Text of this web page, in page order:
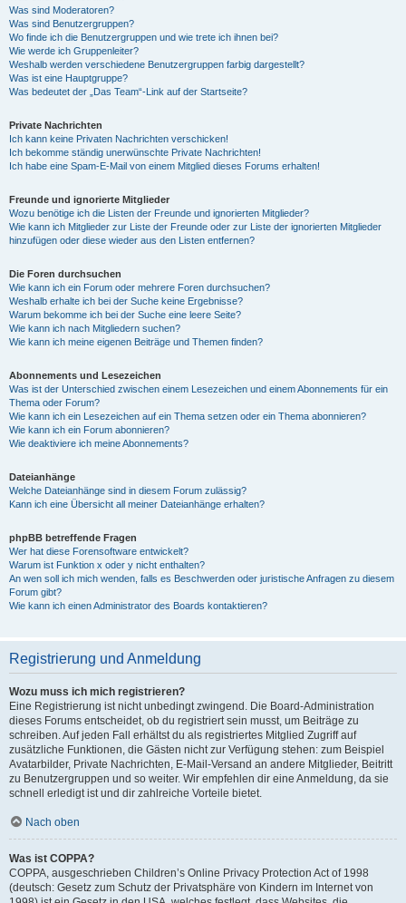
Was sind Moderatoren?
Was sind Benutzergruppen?
Wo finde ich die Benutzergruppen und wie trete ich ihnen bei?
Wie werde ich Gruppenleiter?
Weshalb werden verschiedene Benutzergruppen farbig dargestellt?
Was ist eine Hauptgruppe?
Was bedeutet der „Das Team“-Link auf der Startseite?
Private Nachrichten
Ich kann keine Privaten Nachrichten verschicken!
Ich bekomme ständig unerwünschte Private Nachrichten!
Ich habe eine Spam-E-Mail von einem Mitglied dieses Forums erhalten!
Freunde und ignorierte Mitglieder
Wozu benötige ich die Listen der Freunde und ignorierten Mitglieder?
Wie kann ich Mitglieder zur Liste der Freunde oder zur Liste der ignorierten Mitglieder
hinzufügen oder diese wieder aus den Listen entfernen?
Die Foren durchsuchen
Wie kann ich ein Forum oder mehrere Foren durchsuchen?
Weshalb erhalte ich bei der Suche keine Ergebnisse?
Warum bekomme ich bei der Suche eine leere Seite?
Wie kann ich nach Mitgliedern suchen?
Wie kann ich meine eigenen Beiträge und Themen finden?
Abonnements und Lesezeichen
Was ist der Unterschied zwischen einem Lesezeichen und einem Abonnements für ein
Thema oder Forum?
Wie kann ich ein Lesezeichen auf ein Thema setzen oder ein Thema abonnieren?
Wie kann ich ein Forum abonnieren?
Wie deaktiviere ich meine Abonnements?
Dateianhänge
Welche Dateianhänge sind in diesem Forum zulässig?
Kann ich eine Übersicht all meiner Dateianhänge erhalten?
phpBB betreffende Fragen
Wer hat diese Forensoftware entwickelt?
Warum ist Funktion x oder y nicht enthalten?
An wen soll ich mich wenden, falls es Beschwerden oder juristische Anfragen zu diesem
Forum gibt?
Wie kann ich einen Administrator des Boards kontaktieren?
Registrierung und Anmeldung
Wozu muss ich mich registrieren?
Eine Registrierung ist nicht unbedingt zwingend. Die Board-Administration
dieses Forums entscheidet, ob du registriert sein musst, um Beiträge zu
schreiben. Auf jeden Fall erhältst du als registriertes Mitglied Zugriff auf
zusätzliche Funktionen, die Gästen nicht zur Verfügung stehen: zum Beispiel
Avatarbilder, Private Nachrichten, E-Mail-Versand an andere Mitglieder, Beitritt
zu Benutzergruppen und so weiter. Wir empfehlen dir eine Anmeldung, da sie
schnell erledigt ist und dir zahlreiche Vorteile bietet.
Nach oben
Was ist COPPA?
COPPA, ausgeschrieben Children’s Online Privacy Protection Act of 1998
(deutsch: Gesetz zum Schutz der Privatsphäre von Kindern im Internet von